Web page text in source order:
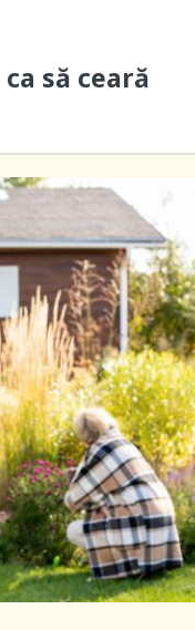
să ceară